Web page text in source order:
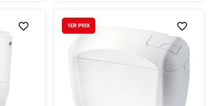
Ajouter à la liste de souhaits
1ER PRIX Ajouter à la